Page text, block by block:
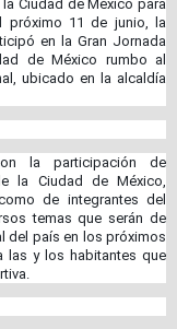
Ciudad de México para
próximo 11 de junio, la
en la Gran Jornada
de México rumbo al
ubicado en la alcaldía
la participación de
la Ciudad de México,
de integrantes del
temas que serán de
del país en los próximos
las y los habitantes que